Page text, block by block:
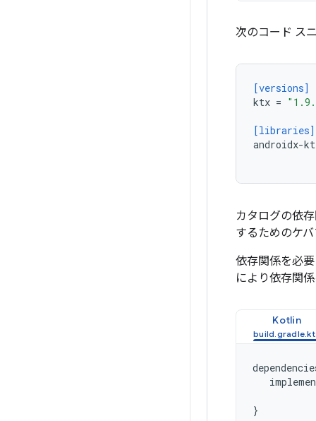
次のコード ス
[versions]
ktx =
[libraries]
androidx-
カタログの依
するためのケ
依存関係を必
により依存関
Kotlin
}